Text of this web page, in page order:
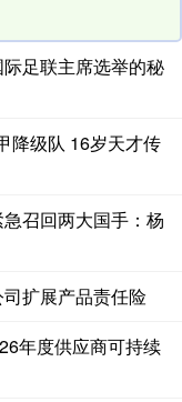
足联主席选举的秘
降级队 16岁天才传
召回两大国手：杨
扩展产品责任险
年度供应商可持续